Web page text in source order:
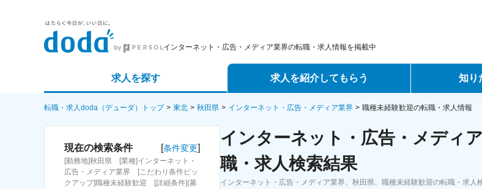
インターネット・広告・メディア業界の転職・求人情報を掲載中
求人を探す
詳細条件から探す
求人特集から探す
求人を紹介してもらう
エージェントサービス
スカウトサービス
パートナーエージェントサービス
知り
転職ノウハウ
データで見る
転職・求人doda（デューダ）トップ 東北 秋田県 インターネット・広告・メディア業界 職種未経験歓迎の転職・求人情報
現在の検索条件 [条件変更]
[勤務地]秋田県 [業種]インターネット・
広告・メディア業界 [こだわり条件ピッ
クアップ]職種未経験歓迎 [詳細条件](募
インターネット・広告・メディ
職・求人検索結果
インターネット・広告・メディア業界、秋田県、職種未経験歓迎の転職・求